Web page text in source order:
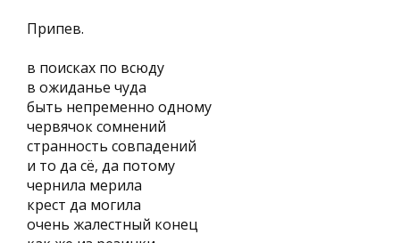
Припев.
в поисках по всюду
в ожиданье чуда
быть непременно одному
червячок сомнений
странность совпадений
и то да сё, да потому
чернила мерила
крест да могила
очень жалестный конец